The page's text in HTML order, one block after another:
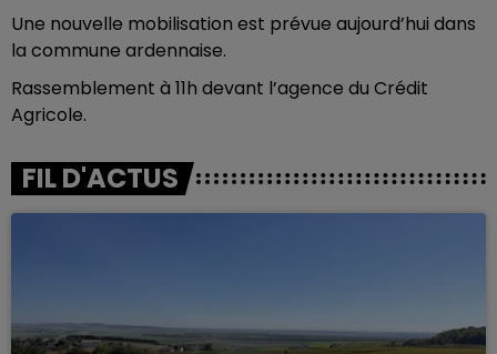
Une nouvelle mobilisation est prévue aujourd’hui dans
la commune ardennaise.
Rassemblement à 11h devant l’agence du Crédit
Agricole.
FIL D'ACTUS